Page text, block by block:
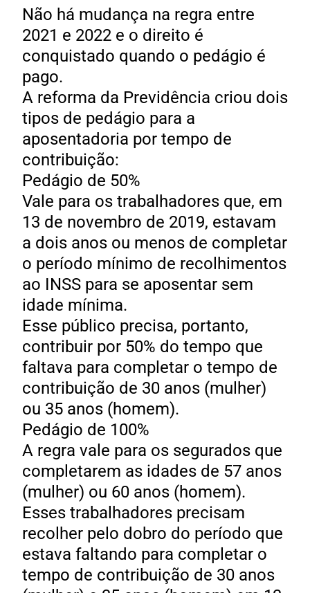
Não há mudança na regra entre
2021 e 2022 e o direito é
conquistado quando o pedágio é
pago.
A reforma da Previdência criou dois
tipos de pedágio para a
aposentadoria por tempo de
contribuição:
Pedágio de 50%
Vale para os trabalhadores que, em
13 de novembro de 2019, estavam
a dois anos ou menos de completar
o período mínimo de recolhimentos
ao INSS para se aposentar sem
idade mínima.
Esse público precisa, portanto,
contribuir por 50% do tempo que
faltava para completar o tempo de
contribuição de 30 anos (mulher)
ou 35 anos (homem).
Pedágio de 100%
A regra vale para os segurados que
completarem as idades de 57 anos
(mulher) ou 60 anos (homem).
Esses trabalhadores precisam
recolher pelo dobro do período que
estava faltando para completar o
tempo de contribuição de 30 anos